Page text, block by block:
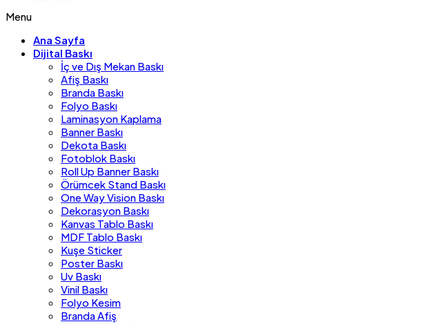
Menu
Ana Sayfa
Dijital Baskı
İç ve Dış Mekan Baskı
Afiş Baskı
Branda Baskı
Folyo Baskı
Laminasyon Kaplama
Banner Baskı
Dekota Baskı
Fotoblok Baskı
Roll Up Banner Baskı
Örümcek Stand Baskı
One Way Vision Baskı
Dekorasyon Baskı
Kanvas Tablo Baskı
MDF Tablo Baskı
Kuşe Sticker
Poster Baskı
Uv Baskı
Vinil Baskı
Folyo Kesim
Branda Afiş